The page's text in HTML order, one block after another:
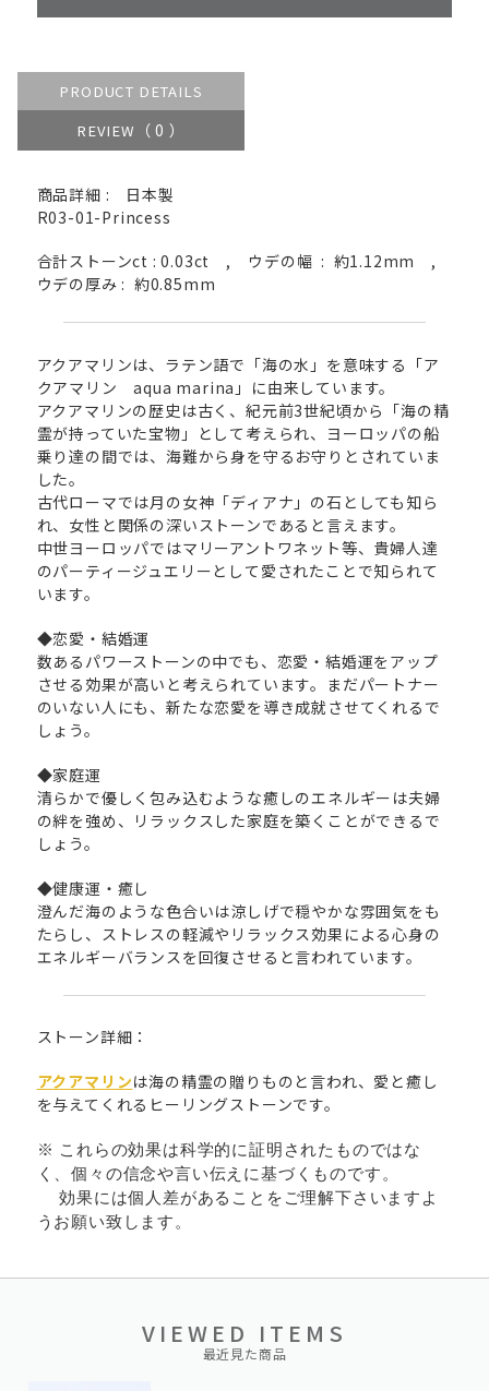
PRODUCT DETAILS
REVIEW
（ 0 ）
商品詳細 : 日本製
R03-01-Princess
合計ストーンct : 0.03ct , ウデの幅 : 約1.12mm ,
ウデの厚み : 約0.85mm
アクアマリンは、ラテン語で「海の水」を意味する「ア
クアマリン aqua marina」に由来しています。
アクアマリンの歴史は古く、紀元前3世紀頃から「海の精
霊が持っていた宝物」として考えられ、ヨーロッパの船
乗り達の間では、海難から身を守るお守りとされていま
した。
古代ローマでは月の女神「ディアナ」の石としても知ら
れ、女性と関係の深いストーンであると言えます。
中世ヨーロッパではマリーアントワネット等、貴婦人達
のパーティージュエリーとして愛されたことで知られて
います。
◆恋愛・結婚運
数あるパワーストーンの中でも、恋愛・結婚運をアップ
させる効果が高いと考えられています。まだパートナー
のいない人にも、新たな恋愛を導き成就させてくれるで
しょう。
◆家庭運
清らかで優しく包み込むような癒しのエネルギーは夫婦
の絆を強め、リラックスした家庭を築くことができるで
しょう。
◆健康運・癒し
澄んだ海のような色合いは涼しげで穏やかな雰囲気をも
たらし、ストレスの軽減やリラックス効果による心身の
エネルギーバランスを回復させると言われています。
ストーン詳細：
アクアマリンは海の精霊の贈りものと言われ、愛と癒し
を与えてくれるヒーリングストーンです。
※ これらの効果は科学的に証明されたものではな
く、個々の信念や言い伝えに基づくものです。
効果には個人差があることをご理解下さいますよ
うお願い致します。
VIEWED ITEMS
最近見た商品